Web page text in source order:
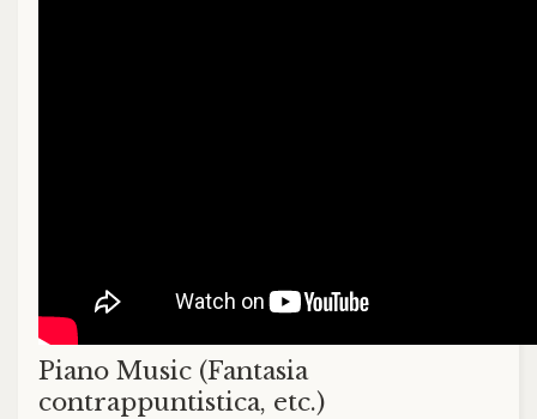
Piano Music (Fantasia
contrappuntistica, etc.)